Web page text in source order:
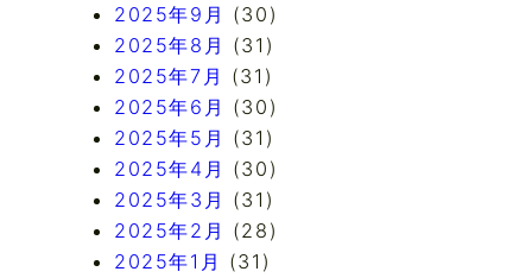
2025年9月 (30)
2025年8月 (31)
2025年7月 (31)
2025年6月 (30)
2025年5月 (31)
2025年4月 (30)
2025年3月 (31)
2025年2月 (28)
2025年1月 (31)